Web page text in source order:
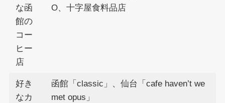
な函
館の
コー
ヒー
店
O、十字屋食料品店
好き
なカ
函館「classic」、仙台「cafe haven’t we
met opus」